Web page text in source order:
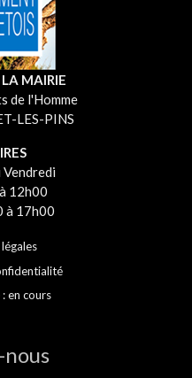
LA MAIRIE
de l'Homme
LES-PINS
Vendredi
12h00
à 17h00
en cours
nous